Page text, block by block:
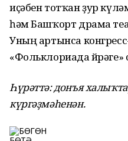
иҫәбен тотҡан ҙур
һәм Башҡорт драма
Уның артынса
«Фольклориада
Һүрәттә: донъя
күргәҙмәһенән.